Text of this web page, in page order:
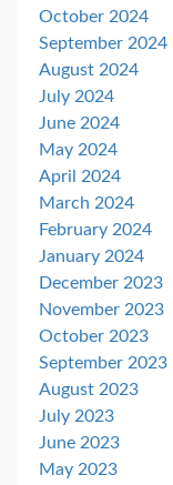
October 2024
September 2024
August 2024
July 2024
June 2024
May 2024
April 2024
March 2024
February 2024
January 2024
December 2023
November 2023
October 2023
September 2023
August 2023
July 2023
June 2023
May 2023